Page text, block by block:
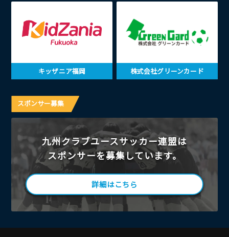
キッザニア福岡 株式会社グリーンカード
スポンサー募集
九州クラブユースサッカー連盟は
スポンサーを募集しています。
詳細はこちら